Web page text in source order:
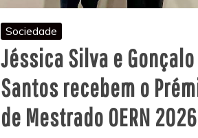
Sociedade
Jéssica Silva e Gonçalo
Santos recebem o
de Mestrado OERN 2026